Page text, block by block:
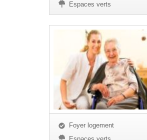
Espaces verts
Foyer logement